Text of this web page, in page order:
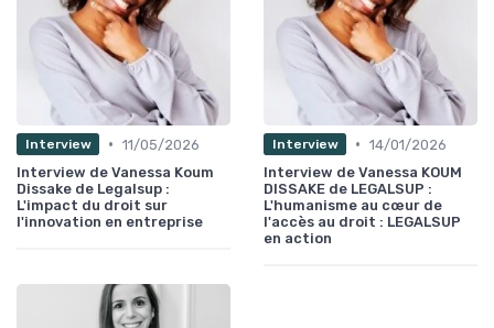
Interview • 11/05/2026
Interview de Vanessa Koum
Dissake de Legalsup :
L'impact du droit sur
l'innovation en entreprise
Interview • 14/01/2026
Interview de Vanessa KOUM
DISSAKE de LEGALSUP :
L'humanisme au cœur de
l'accès au droit : LEGALSUP
en action